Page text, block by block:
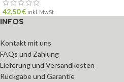
42,50€ inkl. MwSt
INFOS
Kontakt mit uns
FAQs und Zahlung
Lieferung und Versandkosten
Rückgabe und Garantie